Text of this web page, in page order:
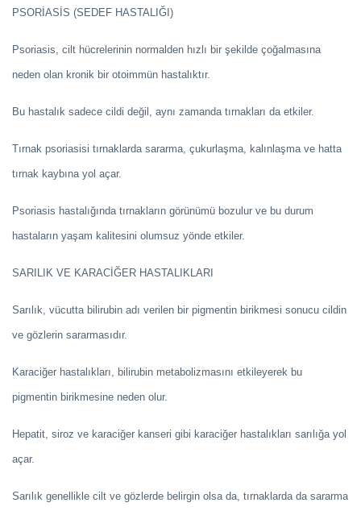
PSORİASİS (SEDEF HASTALIĞI)
Psoriasis, cilt hücrelerinin normalden hızlı bir şekilde çoğalmasına
neden olan kronik bir otoimmün hastalıktır.
Bu hastalık sadece cildi değil, aynı zamanda tırnakları da etkiler.
Tırnak psoriasisi tırnaklarda sararma, çukurlaşma, kalınlaşma ve hatta
tırnak kaybına yol açar.
Psoriasis hastalığında tırnakların görünümü bozulur ve bu durum
hastaların yaşam kalitesini olumsuz yönde etkiler.
SARILIK VE KARACİĞER HASTALIKLARI
Sarılık, vücutta bilirubin adı verilen bir pigmentin birikmesi sonucu cildin
ve gözlerin sararmasıdır.
Karaciğer hastalıkları, bilirubin metabolizmasını etkileyerek bu
pigmentin birikmesine neden olur.
Hepatit, siroz ve karaciğer kanseri gibi karaciğer hastalıkları sarılığa yol
açar.
Sarılık genellikle cilt ve gözlerde belirgin olsa da, tırnaklarda da sararma